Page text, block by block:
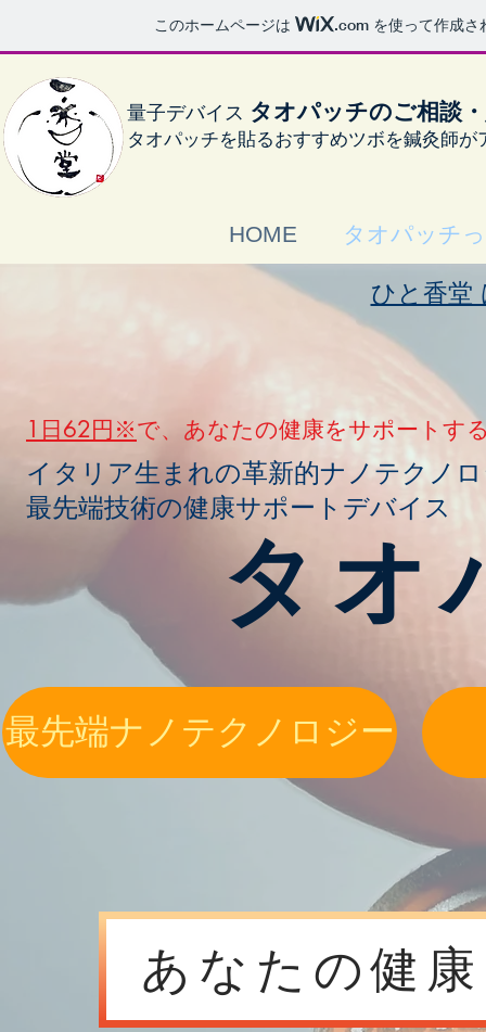
このホームページは .comを使って作成さ
量子デバイス タオパッチのご相談
タオパッチを貼るおすすめツボを鍼灸師が
HOME タオパッチ
ひと香堂
1日62円※で、あなたの健康をサポートす
イタリア生まれの革新的​ナノテクノ
​最先端技術の健康サポートデバイス
タオ
最先端ナノテクノロジー
あなたの健